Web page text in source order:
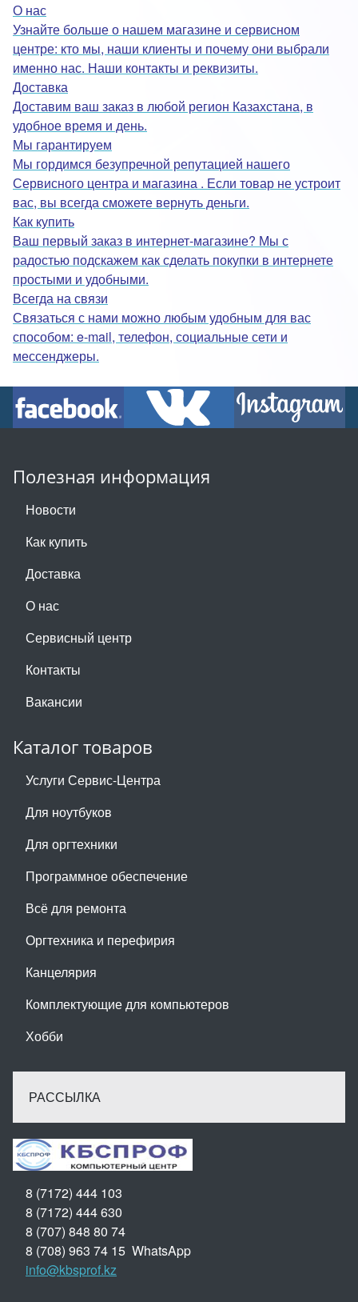
О нас
Узнайте больше о нашем магазине и сервисном
центре: кто мы, наши клиенты и почему они выбрали
именно нас. Наши контакты и реквизиты.
Доставка
Доставим ваш заказ в любой регион Казахстана, в
удобное время и день.
Мы гарантируем
Мы гордимся безупречной репутацией нашего
Сервисного центра и магазина . Если товар не устроит
вас, вы всегда сможете вернуть деньги.
Как купить
Ваш первый заказ в интернет-магазине? Мы с
радостью подскажем как сделать покупки в интернете
простыми и удобными.
Всегда на связи
Связаться с нами можно любым удобным для вас
способом: e-mail, телефон, социальные сети и
мессенджеры.
Полезная информация
Новости
Как купить
Доставка
О нас
Сервисный центр
Контакты
Вакансии
Каталог товаров
Услуги Сервис-Центра
Для ноутбуков
Для оргтехники
Программное обеспечение
Всё для ремонта
Оргтехника и перефирия
Канцелярия
Комплектующие для компьютеров
Хобби
РАССЫЛКА
8 (7172) 444 103
8 (7172) 444 630
8 (707) 848 80 74
8 (708) 963 74 15 WhatsApp
info@kbsprof.kz